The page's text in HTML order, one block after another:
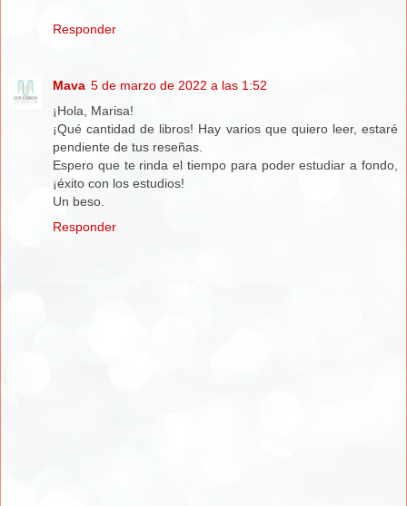
Responder
Mava 5 de marzo de 2022 a las 1:52
¡Hola, Marisa!
¡Qué cantidad de libros! Hay varios que quiero leer, estaré
pendiente de tus reseñas.
Espero que te rinda el tiempo para poder estudiar a fondo,
¡éxito con los estudios!
Un beso.
Responder